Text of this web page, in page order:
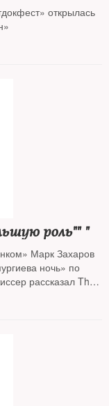
открылась
роль"" "
Марк Захаров
ночь» по
рассказал The